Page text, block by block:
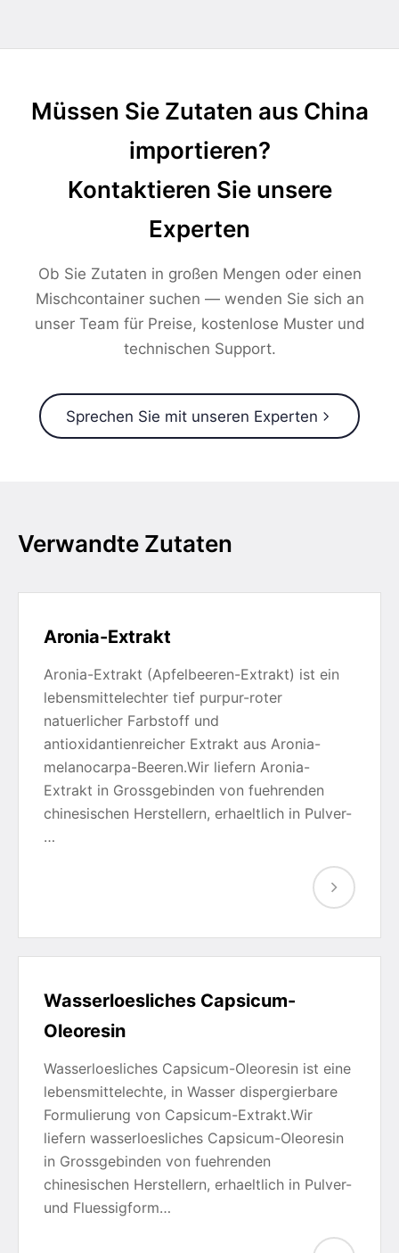
Müssen Sie Zutaten aus China
importieren?
Kontaktieren Sie unsere
Experten
Ob Sie Zutaten in großen Mengen oder einen
Mischcontainer suchen — wenden Sie sich an
unser Team für Preise, kostenlose Muster und
technischen Support.
Sprechen Sie mit unseren Experten
Verwandte Zutaten
Aronia-Extrakt
Aronia-Extrakt (Apfelbeeren-Extrakt) ist ein
lebensmittelechter tief purpur-roter
natuerlicher Farbstoff und
antioxidantienreicher Extrakt aus Aronia-
melanocarpa-Beeren.Wir liefern Aronia-
Extrakt in Grossgebinden von fuehrenden
chinesischen Herstellern, erhaeltlich in Pulver-
…
Wasserloesliches Capsicum-
Oleoresin
Wasserloesliches Capsicum-Oleoresin ist eine
lebensmittelechte, in Wasser dispergierbare
Formulierung von Capsicum-Extrakt.Wir
liefern wasserloesliches Capsicum-Oleoresin
in Grossgebinden von fuehrenden
chinesischen Herstellern, erhaeltlich in Pulver-
und Fluessigform…